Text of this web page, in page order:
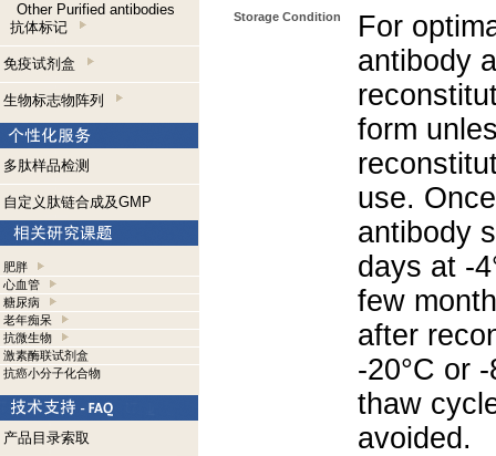
Other Purified antibodies
抗体标记
免疫试剂盒
生物标志物阵列
多肽样品检测
自定义肽链合成及GMP
肥胖
心血管
糖尿病
老年痴呆
抗微生物
激素酶联试剂盒
抗癌小分子化合物
产品目录索取
Storage Condition
For
antibody
form
use.
antibody
days at -
few
after
-20°C or
thaw
avoided.